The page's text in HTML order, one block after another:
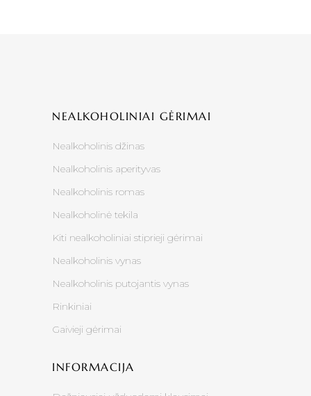
NEALKOHOLINIAI GĖRIMAI
Nealkoholinis džinas
Nealkoholinis aperityvas
Nealkoholinis romas
Nealkoholinė tekila
Kiti nealkoholiniai stiprieji gėrimai
Nealkoholinis vynas
Nealkoholinis putojantis vynas
Rinkiniai
Gaivieji gėrimai
INFORMACIJA